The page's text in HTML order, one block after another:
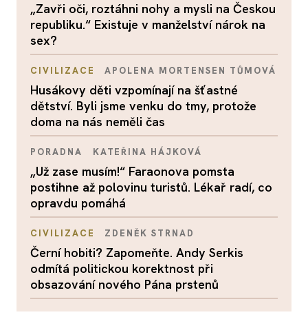
„Zavři oči, roztáhni nohy a mysli na Českou
republiku.“ Existuje v manželství nárok na
sex?
CIVILIZACE APOLENA MORTENSEN TŮMOVÁ
Husákovy děti vzpomínají na šťastné
dětství. Byli jsme venku do tmy, protože
doma na nás neměli čas
PORADNA KATEŘINA HÁJKOVÁ
„Už zase musím!“ Faraonova pomsta
postihne až polovinu turistů. Lékař radí, co
opravdu pomáhá
CIVILIZACE ZDENĚK STRNAD
Černí hobiti? Zapomeňte. Andy Serkis
odmítá politickou korektnost při
obsazování nového Pána prstenů